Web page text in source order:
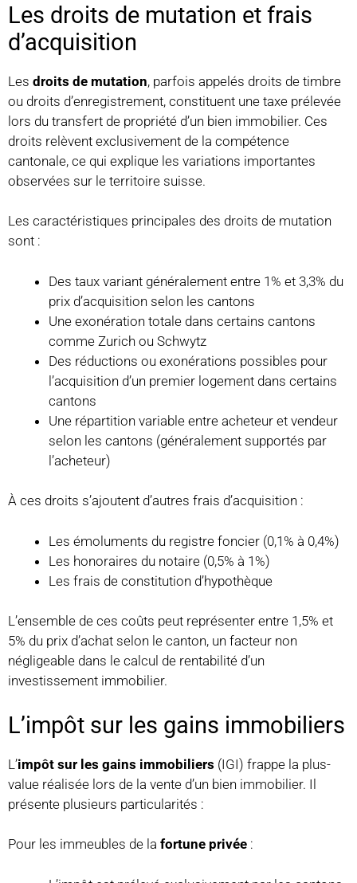
Les droits de mutation et frais
d’acquisition
Les droits de mutation, parfois appelés droits de timbre
ou droits d’enregistrement, constituent une taxe prélevée
lors du transfert de propriété d’un bien immobilier. Ces
droits relèvent exclusivement de la compétence
cantonale, ce qui explique les variations importantes
observées sur le territoire suisse.
Les caractéristiques principales des droits de mutation
sont :
Des taux variant généralement entre 1% et 3,3% du
prix d’acquisition selon les cantons
Une exonération totale dans certains cantons
comme Zurich ou Schwytz
Des réductions ou exonérations possibles pour
l’acquisition d’un premier logement dans certains
cantons
Une répartition variable entre acheteur et vendeur
selon les cantons (généralement supportés par
l’acheteur)
À ces droits s’ajoutent d’autres frais d’acquisition :
Les émoluments du registre foncier (0,1% à 0,4%)
Les honoraires du notaire (0,5% à 1%)
Les frais de constitution d’hypothèque
L’ensemble de ces coûts peut représenter entre 1,5% et
5% du prix d’achat selon le canton, un facteur non
négligeable dans le calcul de rentabilité d’un
investissement immobilier.
L’impôt sur les gains immobiliers
L’impôt sur les gains immobiliers (IGI) frappe la plus-
value réalisée lors de la vente d’un bien immobilier. Il
présente plusieurs particularités :
Pour les immeubles de la fortune privée :